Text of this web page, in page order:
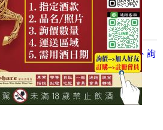
-促銷&活動
all events
【凡酒問Angels Share】線上選酒、詢
詢價、零售、批發，看這裡!
01